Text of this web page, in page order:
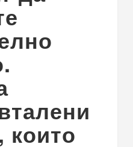
които